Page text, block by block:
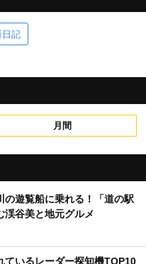
日記
月間
の遊覧船に乗れる！「道の駅
渓谷美と地元グルメ
ているレーダー探知機TOP10